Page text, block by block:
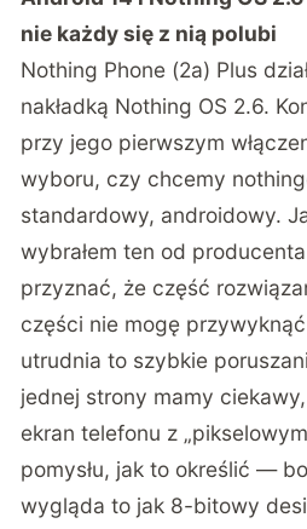
nie każdy się z nią polubi
Nothing Phone (2a) Plus
nakładką Nothing OS 2.6.
przy jego pierwszym
wyboru, czy chcemy
standardowy, androidowy.
wybrałem ten od
przyznać, że część
części nie mogę
utrudnia to szybkie
jednej strony mamy
ekran telefonu z
pomysłu, jak to określić —
wygląda to jak 8-bitowy